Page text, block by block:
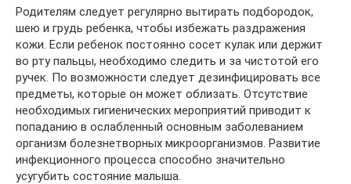
Родителям следует регулярно вытирать подбородок,
шею и грудь ребенка, чтобы избежать раздражения
кожи. Если ребенок постоянно сосет кулак или держит
во рту пальцы, необходимо следить и за чистотой его
ручек. По возможности следует дезинфицировать все
предметы, которые он может облизать. Отсутствие
необходимых гигиенических мероприятий приводит к
попаданию в ослабленный основным заболеванием
организм болезнетворных микроорганизмов. Развитие
инфекционного процесса способно значительно
усугубить состояние малыша.